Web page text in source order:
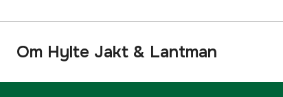
Om Hylte Jakt & Lantman